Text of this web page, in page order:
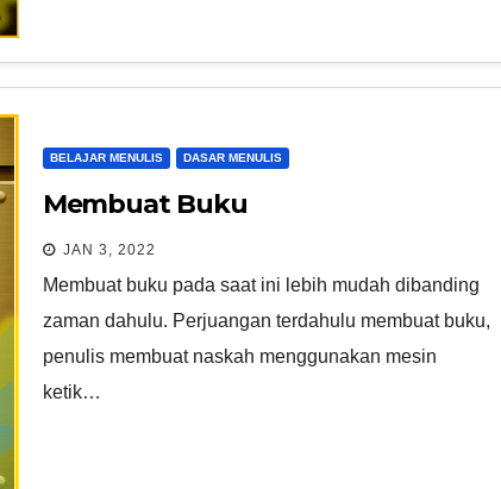
BELAJAR MENULIS DASAR MENULIS
Membuat Buku
JAN 3, 2022
Membuat buku pada saat ini lebih mudah dibanding
zaman dahulu. Perjuangan terdahulu membuat buku,
penulis membuat naskah menggunakan mesin
ketik…